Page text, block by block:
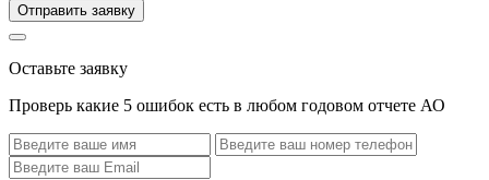
Отправить заявку
Оставьте заявку
Проверь какие 5 ошибок есть в любом годовом отчете АО